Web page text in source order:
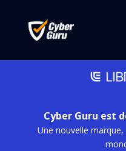
Cyber Guru est
Une nouvelle
Le danger
les dents :
DDoS
dents
|